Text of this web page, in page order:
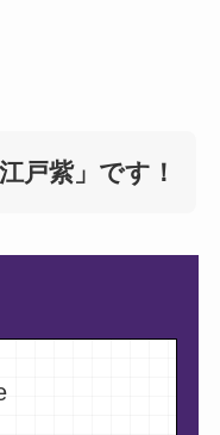
江戸紫」です！